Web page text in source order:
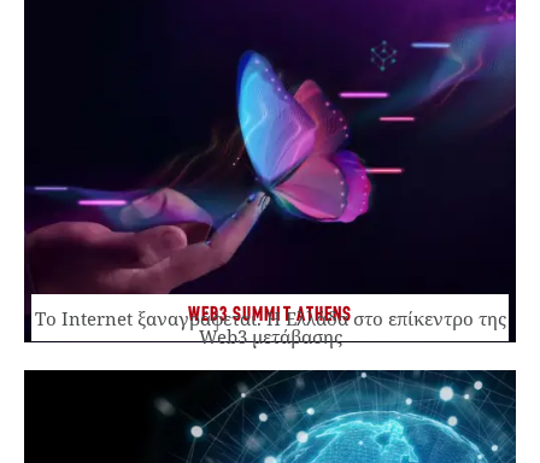
WEB3 SUMMIT ATHENS
Το Internet ξαναγράφεται. Η Ελλάδα στο επίκεντρο της
Web3 μετάβασης